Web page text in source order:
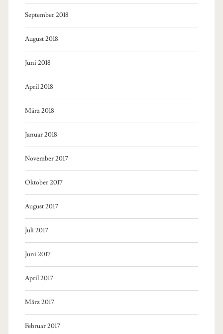
September 2018
August 2018
Juni 2018
April 2018
März 2018
Januar 2018
November 2017
Oktober 2017
August 2017
Juli 2017
Juni 2017
April 2017
März 2017
Februar 2017